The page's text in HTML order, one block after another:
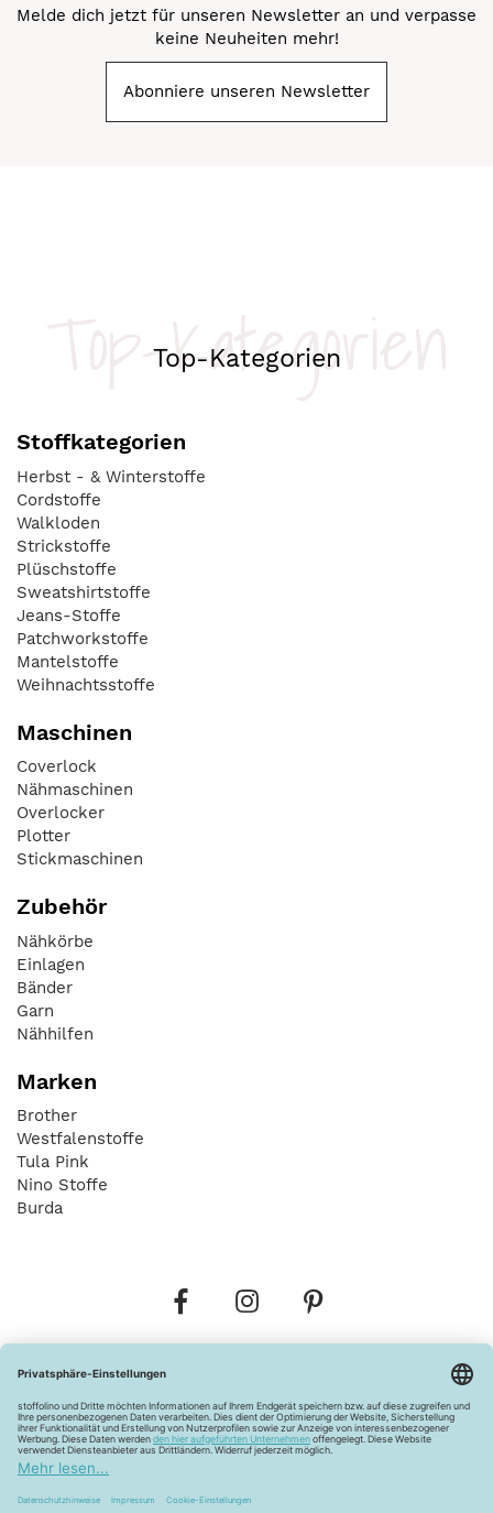
Melde dich jetzt für unseren Newsletter an und verpasse
keine Neuheiten mehr!
Abonniere unseren Newsletter
Top-Kategorien
Top-Kategorien
Stoffkategorien
Herbst - & Winterstoffe
Cordstoffe
Walkloden
Strickstoffe
Plüschstoffe
Sweatshirtstoffe
Jeans-Stoffe
Patchworkstoffe
Mantelstoffe
Weihnachtsstoffe
Maschinen
Coverlock
Nähmaschinen
Overlocker
Plotter
Stickmaschinen
Zubehör
Nähkörbe
Einlagen
Bänder
Garn
Nähhilfen
Marken
Brother
Westfalenstoffe
Tula Pink
Nino Stoffe
Burda
Widerrufsbelehrung Vertrag widerrufen
Barrierefreiheitserklärung